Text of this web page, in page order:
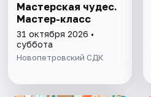
Мастерская чудес.
Мастер-класс
31 октября 2026 •
суббота
Новопетровский СДК